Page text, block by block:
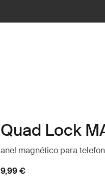
Quad Lock
anel magnético para
9,99 €